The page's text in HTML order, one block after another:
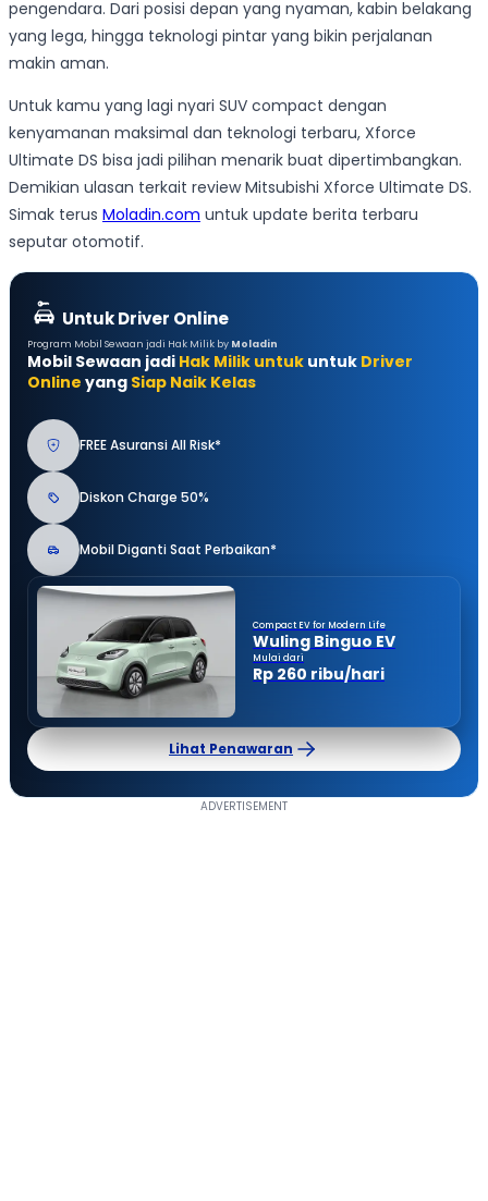
pengendara. Dari posisi depan yang nyaman, kabin belakang
yang lega, hingga teknologi pintar yang bikin perjalanan
makin aman.
Untuk kamu yang lagi nyari SUV compact dengan
kenyamanan maksimal dan teknologi terbaru, Xforce
Ultimate DS bisa jadi pilihan menarik buat dipertimbangkan.
Demikian ulasan terkait review Mitsubishi Xforce Ultimate DS.
Simak terus Moladin.com untuk update berita terbaru
seputar otomotif.
Untuk Driver Online
Program Mobil Sewaan jadi Hak Milik by Moladin
Mobil Sewaan jadi Hak Milik untuk untuk Driver
Online yang Siap Naik Kelas
FREE Asuransi All Risk*
Diskon Charge 50%
Mobil Diganti Saat Perbaikan*
Compact EV for Modern Life
Wuling Binguo EV
Mulai dari
Rp 260 ribu/hari
Lihat Penawaran